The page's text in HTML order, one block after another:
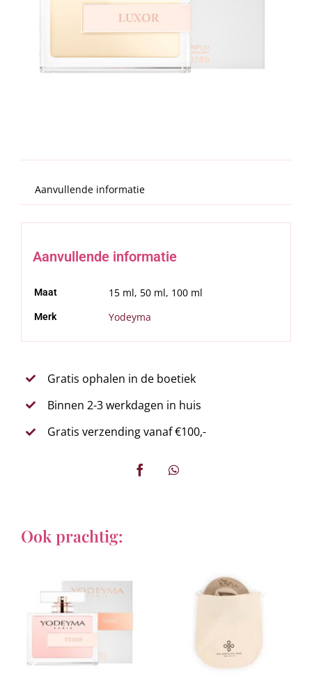
SUMMER SALE
Aanvullende informatie
Aanvullende informatie
Maat 15 ml, 50 ml, 100 ml
Merk Yodeyma
Gratis ophalen in de boetiek
Binnen 2-3 werkdagen in huis
Gratis verzending vanaf €100,-
Ook prachtig: